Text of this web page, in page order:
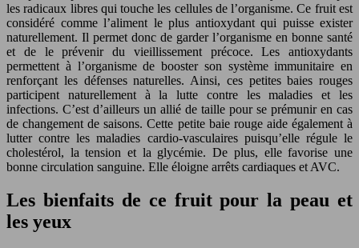
les radicaux libres qui touche les cellules de l’organisme. Ce fruit est
considéré comme l’aliment le plus antioxydant qui puisse exister
naturellement. Il permet donc de garder l’organisme en bonne santé
et de le prévenir du vieillissement précoce. Les antioxydants
permettent à l’organisme de booster son système immunitaire en
renforçant les défenses naturelles. Ainsi, ces petites baies rouges
participent naturellement à la lutte contre les maladies et les
infections. C’est d’ailleurs un allié de taille pour se prémunir en cas
de changement de saisons. Cette petite baie rouge aide également à
lutter contre les maladies cardio-vasculaires puisqu’elle régule le
cholestérol, la tension et la glycémie. De plus, elle favorise une
bonne circulation sanguine. Elle éloigne arrêts cardiaques et AVC.
Les bienfaits de ce fruit pour la peau et
les yeux